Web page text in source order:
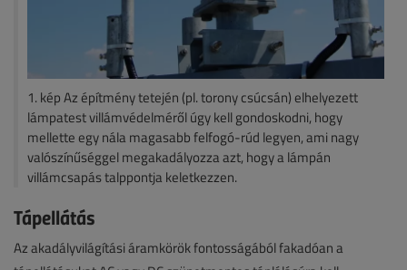
1. kép Az építmény tetején (pl. torony csúcsán) elhelyezett
lámpatest villámvédelméről úgy kell gondoskodni, hogy
mellette egy nála magasabb felfogó-rúd legyen, ami nagy
valószínűséggel megakadályozza azt, hogy a lámpán
villámcsapás talppontja keletkezzen.
Tápellátás
Az akadályvilágítási áramkörök fontosságából fakadóan a